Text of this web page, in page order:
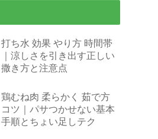
打ち水 効果 やり方 時間帯
｜涼しさを引き出す正しい
撒き方と注意点
鶏むね肉 柔らかく 茹で方
コツ｜パサつかせない基本
手順とちょい足しテク